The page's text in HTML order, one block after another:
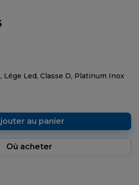
Lége Led, Classe D, Platinum Inox
au panier
Où acheter